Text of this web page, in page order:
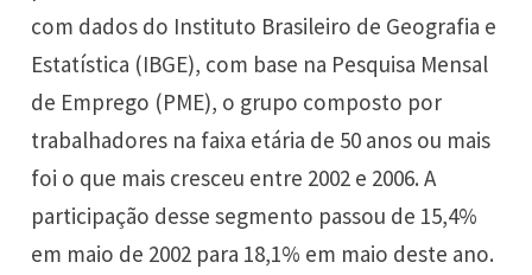
com dados do Instituto Brasileiro de Geografia e
Estatística (IBGE), com base na Pesquisa Mensal
de Emprego (PME), o grupo composto por
trabalhadores na faixa etária de 50 anos ou mais
foi o que mais cresceu entre 2002 e 2006. A
participação desse segmento passou de 15,4%
em maio de 2002 para 18,1% em maio deste ano.